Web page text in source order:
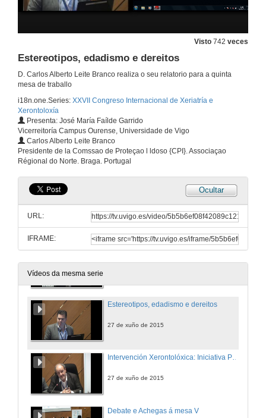
Visto 742 veces
Estereotipos, edadismo e dereitos
D. Carlos Alberto Leite Branco realiza o seu relatorio para a quinta
mesa de traballo
i18n.one.Series: XXVII Congreso Internacional de Xeriatría e
Xerontoloxía
Presenta: José María Faílde Garrido
Vicerreitoría Campus Ourense, Universidade de Vigo
Carlos Alberto Leite Branco
Presidente de la Comssao de Proteçao l ldoso {CPI}. Associaçao
Régional do Norte. Braga. Portugal
Ocultar
URL:
IFRAME:
Vídeos da mesma serie
27 de xuño de 2015
Accións de coordinación social e termalismo saudable para a calidade de vida Área de Benestar
27 de xuño de 2015
27 de xuño de 2015
Debate e Achegas á mesa IV
27 de xuño de 2015
Well aging. Mitos, Iongevidad y cómo vivirla
Estereotipos, edadismo e dereitos
27 de xuño de 2015
Intervención Xerontolóxica: Iniciativa Prometheus
27 de xuño de 2015
Debate e Achegas á mesa V